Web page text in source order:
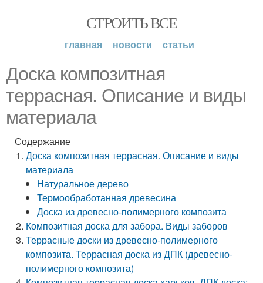
СТРОИТЬ ВСЕ
главная новости статьи
Доска композитная
террасная. Описание и виды
материала
Содержание
Доска композитная террасная. Описание и виды
материала
Натуральное дерево
Термообработанная древесина
Доска из древесно-полимерного композита
Композитная доска для забора. Виды заборов
Террасные доски из древесно-полимерного
композита. Террасная доска из ДПК (древесно-
полимерного композита)